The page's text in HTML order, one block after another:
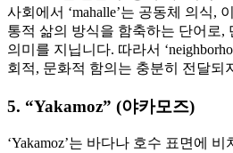
사회에서 ‘mahalle’는 공동체 의식,
통적 삶의 방식을 함축하는 단어로,
의미를 지닙니다. 따라서
회적, 문화적 함의는 충분히 전달되
5. “Yakamoz” (야카모즈)
‘Yakamoz’는 바다나 호수 표면에